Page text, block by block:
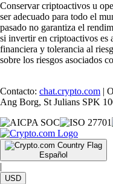
Conservar criptoactivos u
ser adecuado para todo el
pasado no garantiza el
si invertir en criptoactivos es
financiera y tolerancia al
sobre los riesgos asociados
Contacto: chat.crypto.com |
Ang Borg, St Julians SPK
Español
|
USD